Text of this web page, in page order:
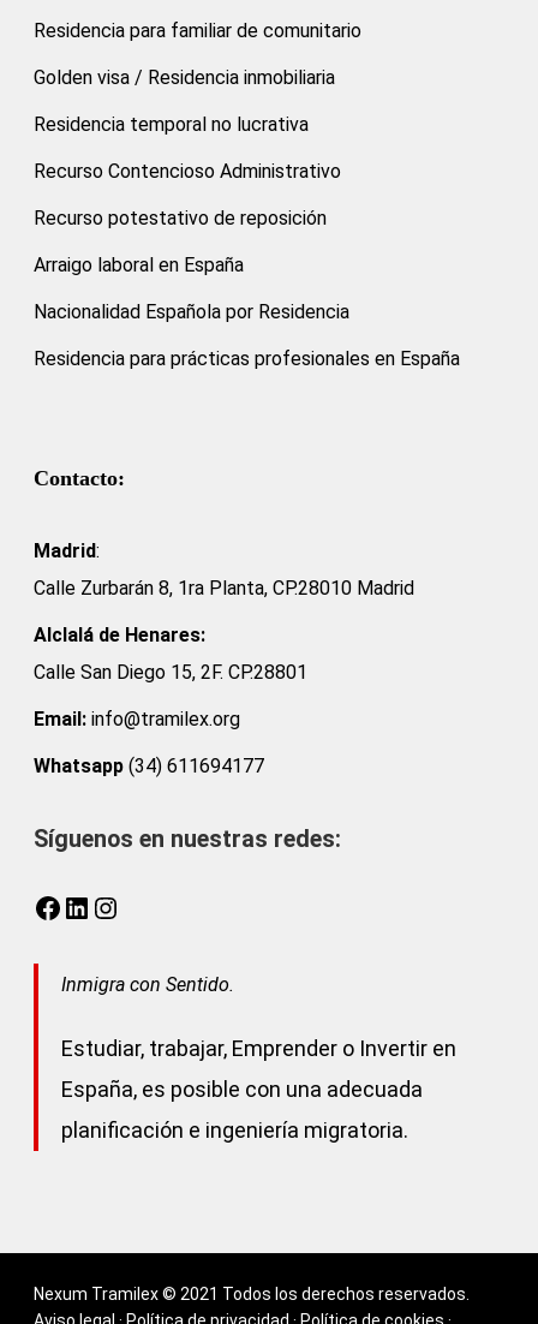
Residencia para familiar de comunitario
Golden visa / Residencia inmobiliaria
Residencia temporal no lucrativa
Recurso Contencioso Administrativo
Recurso potestativo de reposición
Arraigo laboral en España
Nacionalidad Española por Residencia
Residencia para prácticas profesionales en España
Contacto:
Madrid:
Calle Zurbarán 8, 1ra Planta, CP.28010 Madrid
Alclalá de Henares:
Calle San Diego 15, 2F. CP.28801
Email: info@tramilex.org
Whatsapp (34) 611694177
Síguenos en nuestras redes:
Facebook
LinkedIn
Inmigra con Sentido.
Estudiar, trabajar, Emprender o Invertir en
España, es posible con una adecuada
planificación e ingeniería migratoria.
Nexum Tramilex © 2021 Todos los derechos reservados.